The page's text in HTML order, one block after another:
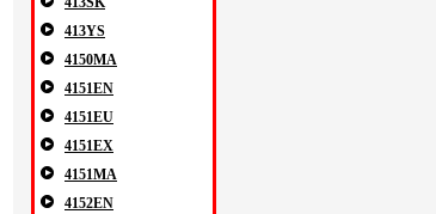
413YS
4150MA
4151EN
4151EU
4151EX
4151MA
4152EN